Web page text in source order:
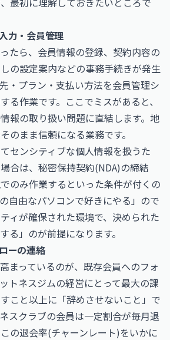
力・会員管理
たら、会員情報の登録、契約内容の
の設定案内などの事務手続きが発生
・プラン・支払い方法を会員管理シ
る作業です。ここでミスがあると、
報の取り扱い問題に直結します。地
のまま信頼になる業務です。
センシティブな個人情報を扱うた
合は、秘密保持契約(NDA)の締結
のみ作業するといった条件が付くの
自由なパソコンで好きにやる」ので
ィが確保された環境で、決められた
る」のが前提になります。
ーの連絡
まっているのが、既存会員へのフォ
トネスジムの経営にとって最大の課
こと以上に「辞めさせないこと」で
スクラブの会員は一定割合が毎月退
の退会率(チャーンレート)をいかに